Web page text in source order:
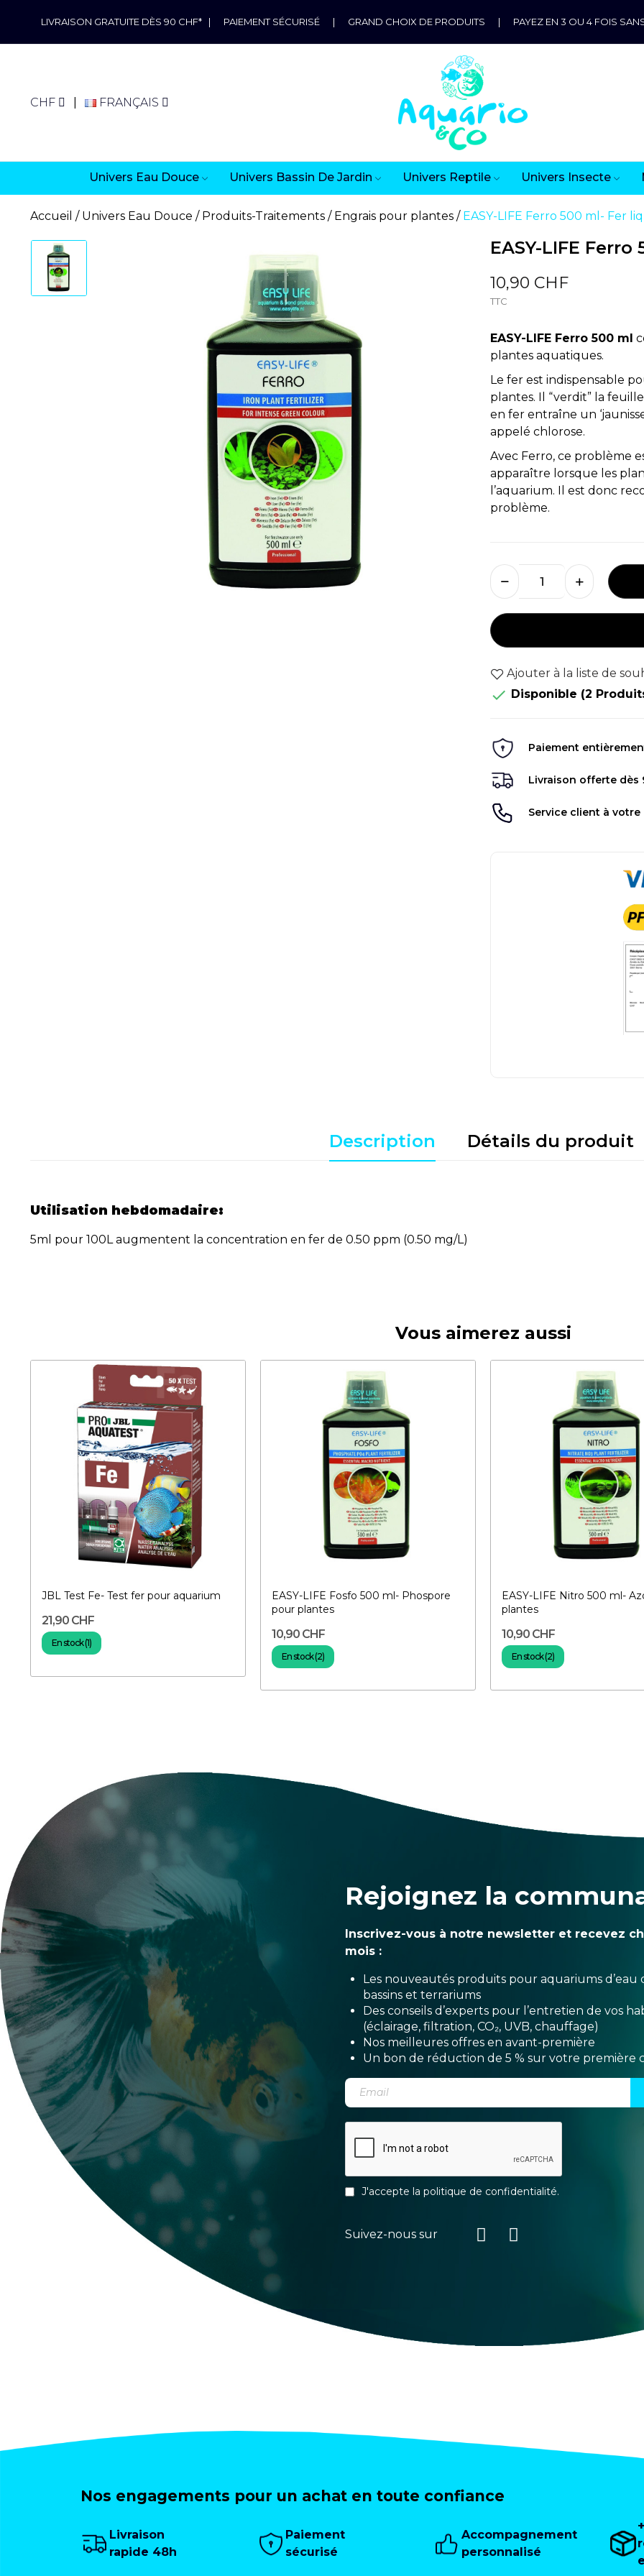
LIVRAISON GRATUITE DÈS 90 CHF* | PAIEMENT SÉCURISÉ | GRAND CHOIX DE PRODUITS | PAYEZ EN 3 OU 4 FOIS
CHF FRANÇAIS
Univers Eau Douce Univers Bassin De Jardin Univers Reptile Univers Insecte
Accueil Univers Eau Douce Produits-Traitements Engrais pour plantes EASY-LIFE Ferro 500 ml- Fer
EASY-LIFE
10,90 CHF
TTC
EASY-LIFE Ferro 500 ml
plantes aquatiques.
Le fer est indispensable
plantes. Il “verdit” la
en fer entraîne un
appelé chlorose.
Avec Ferro, ce problème
apparaître lorsque les
l’aquarium. Il est donc
problème.
Ajouter à la liste de
 Disponible (2
Paiement
Livraison offerte dès
Service client à
Description Détails du produit
Utilisation hebdomadaire:
5ml pour 100L augmentent la concentration en fer de 0.50 ppm (0.50 mg/L)
Vous aimerez aussi
JBL Test Fe- Test fer pour aquarium
21,90 CHF
En stock (1)
EASY-LIFE Fosfo 500 ml- Phospore
pour plantes
10,90 CHF
En stock (2)
EASY-LIFE Nitro 500 ml-
plantes
10,90 CHF
En stock (2)
Rejoignez la
Inscrivez-vous à notre newsletter et recevez
mois :
Les nouveautés produits pour aquariums d’eau
bassins et terrariums
Des conseils d’experts pour l’entretien de vos
(éclairage, filtration, CO₂, UVB, chauffage)
Nos meilleures offres en avant-première
Un bon de réduction de 5 % sur votre première
J'accepte la politique de confidentialité.
Suivez-nous sur
Nos engagements pour un achat en toute confiance
Livraison
rapide 48h
Paiement
sécurisé
Accompagnement
personnalisé